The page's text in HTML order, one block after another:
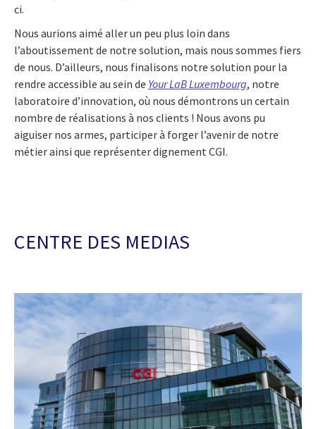
ci.
Nous aurions aimé aller un peu plus loin dans
l’aboutissement de notre solution, mais nous sommes fiers
de nous. D’ailleurs, nous finalisons notre solution pour la
rendre accessible au sein de Your LaB Luxembourg, notre
laboratoire d’innovation, où nous démontrons un certain
nombre de réalisations à nos clients ! Nous avons pu
aiguiser nos armes, participer à forger l’avenir de notre
métier ainsi que représenter dignement CGI.
CENTRE DES MEDIAS